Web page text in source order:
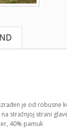
je od robusne
stražnjoj strani
40% pamuk